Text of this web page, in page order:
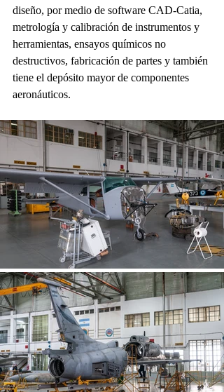
diseño, por medio de software CAD-Catia,
metrología y calibración de instrumentos y
herramientas, ensayos químicos no
destructivos, fabricación de partes y también
tiene el depósito mayor de componentes
aeronáuticos.